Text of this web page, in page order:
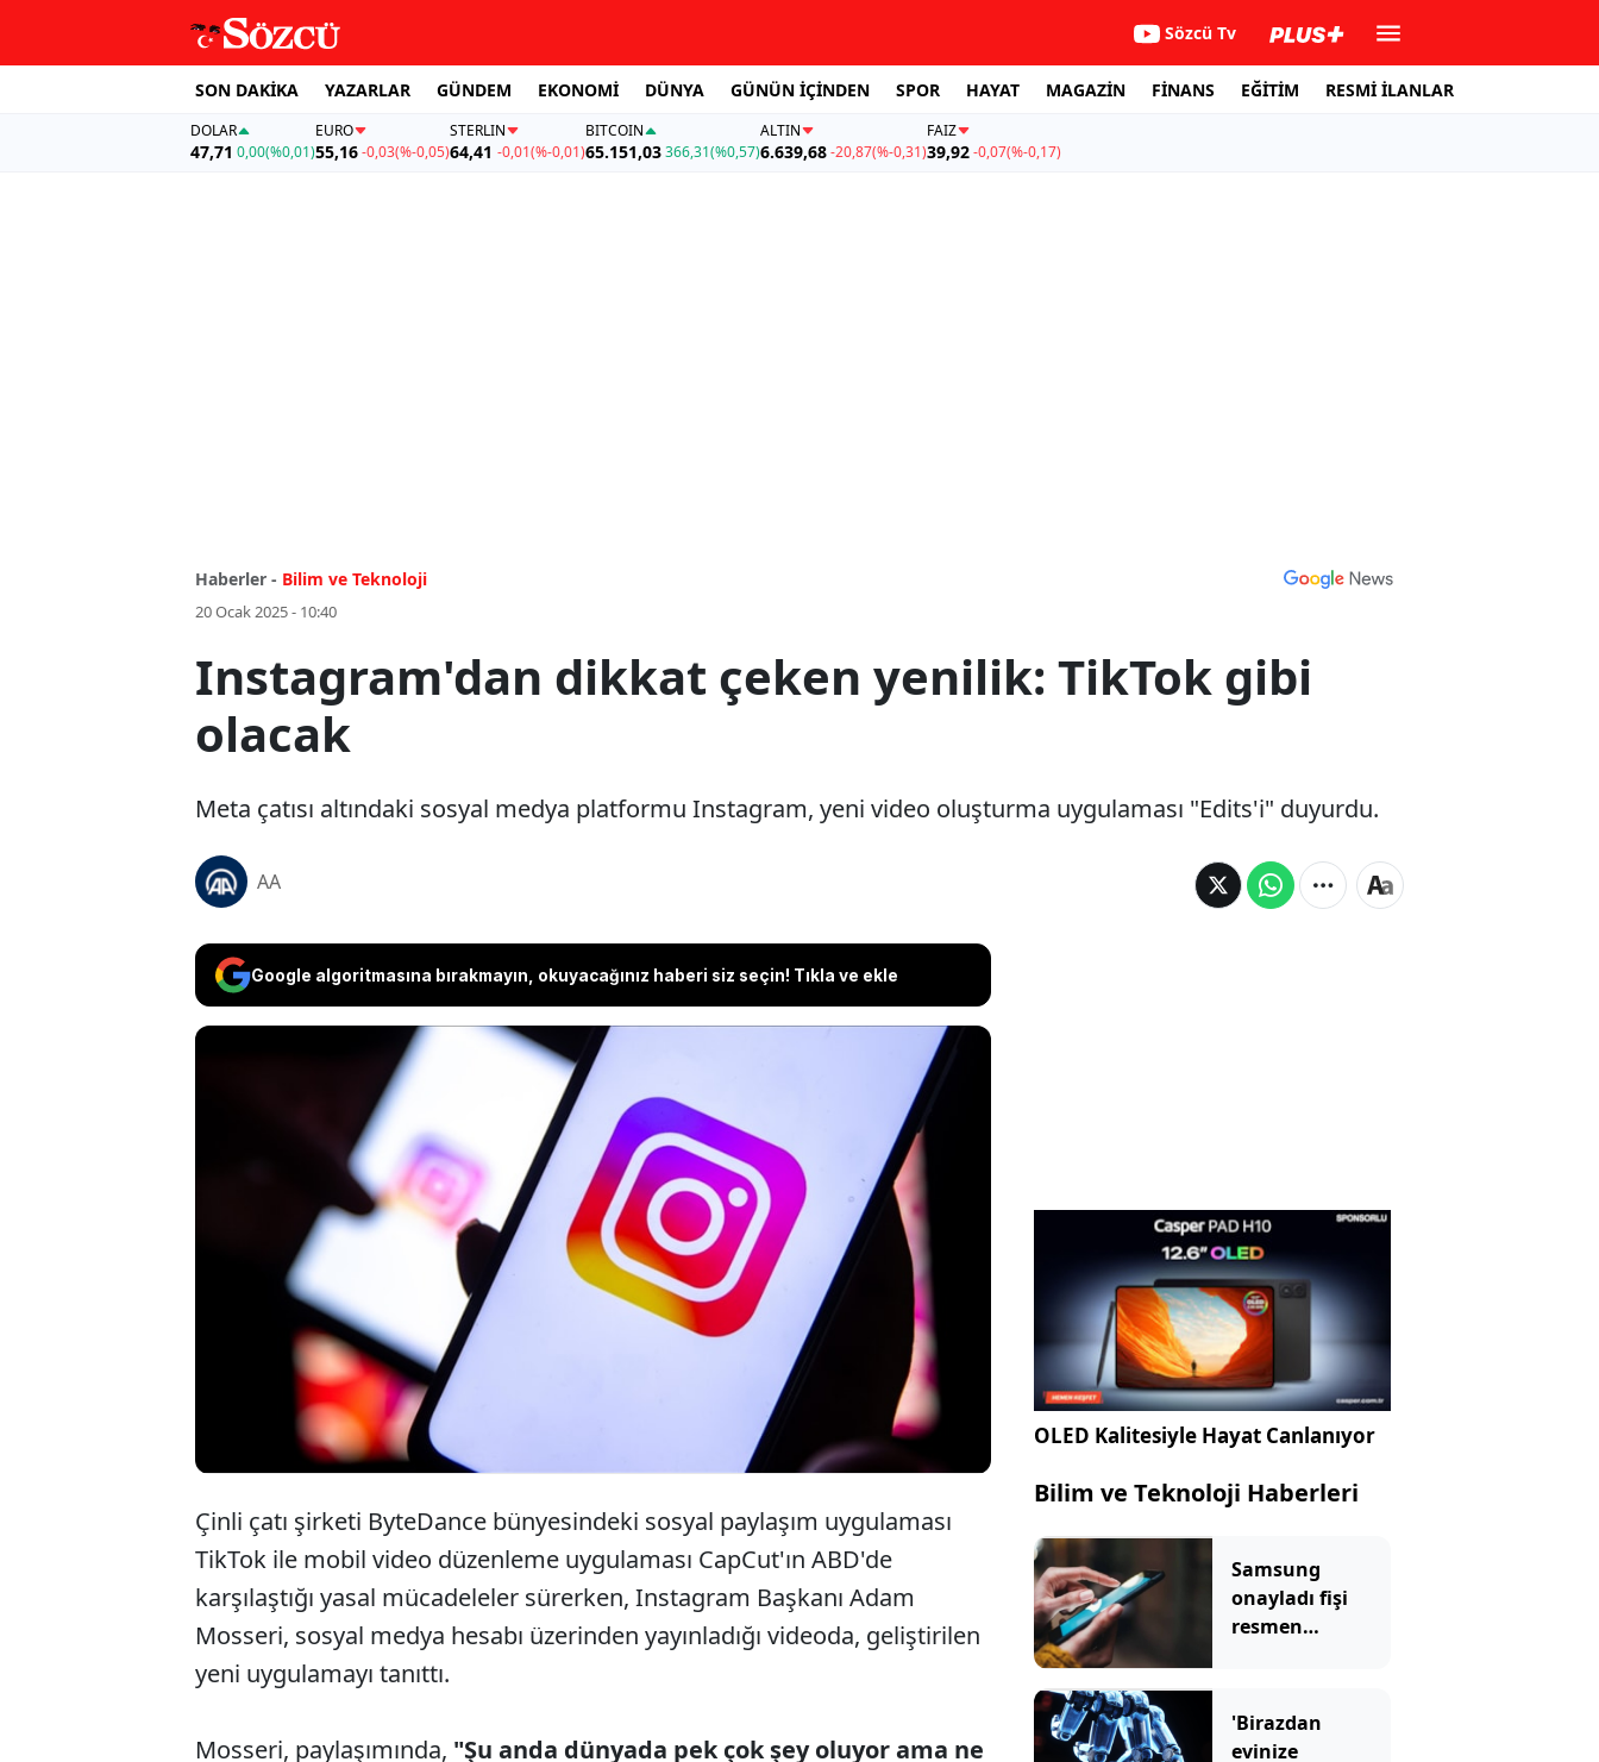
Sözcü Tv
SON DAKİKA YAZARLAR GÜNDEM EKONOMİ DÜNYA GÜNÜN İÇİNDEN SPOR HAYAT MAGAZİN FİNANS EĞİTİM RESMİ İLANLAR
DOLAR
47,71 0,00(%0,01)
EURO
55,16 -0,03(%-0,05)
STERLIN
64,41 -0,01(%-0,01)
BITCOIN
65.151,03366,31(%0,57)
ALTIN
6.639,68-20,87(%-0,31)
FAİZ
39,92-0,07(%-0,17)
Haberler - Bilim ve Teknoloji
20 Ocak 2025 - 10:40
Instagram'dan dikkat çeken yenilik: TikTok gibi
olacak
Meta çatısı altındaki sosyal medya platformu Instagram, yeni video oluşturma uygulaması "Edits'i" duyurdu.
AA
Google algoritmasına bırakmayın, okuyacağınız haberi siz seçin! Tıkla ve ekle
Meta çatısı altındaki sosyal medya platformu
Instagram, yeni video oluşturma uygulaması
"Edits'i" duyurdu.
Çinli çatı şirketi ByteDance bünyesindeki sosyal paylaşım uygulaması
TikTok ile mobil video düzenleme uygulaması CapCut'ın ABD'de
karşılaştığı yasal mücadeleler sürerken, Instagram Başkanı Adam
Mosseri, sosyal medya hesabı üzerinden yayınladığı videoda, geliştirilen
yeni uygulamayı tanıttı.
Mosseri, paylaşımında, "Şu anda dünyada pek çok şey oluyor ama ne
OLED Kalitesiyle Hayat Canlanıyor
Bilim ve Teknoloji Haberleri
Samsung
onayladı fişi
resmen
'Birazdan
evinize